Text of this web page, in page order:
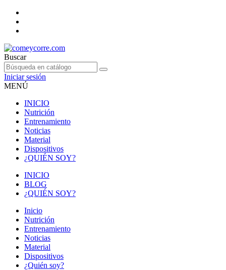
Buscar
Iniciar sesión
MENÚ
INICIO
Nutrición
Entrenamiento
Noticias
Material
Dispositivos
¿QUIÉN SOY?
INICIO
BLOG
¿QUIÉN SOY?
Inicio
Nutrición
Entrenamiento
Noticias
Material
Dispositivos
¿Quién soy?